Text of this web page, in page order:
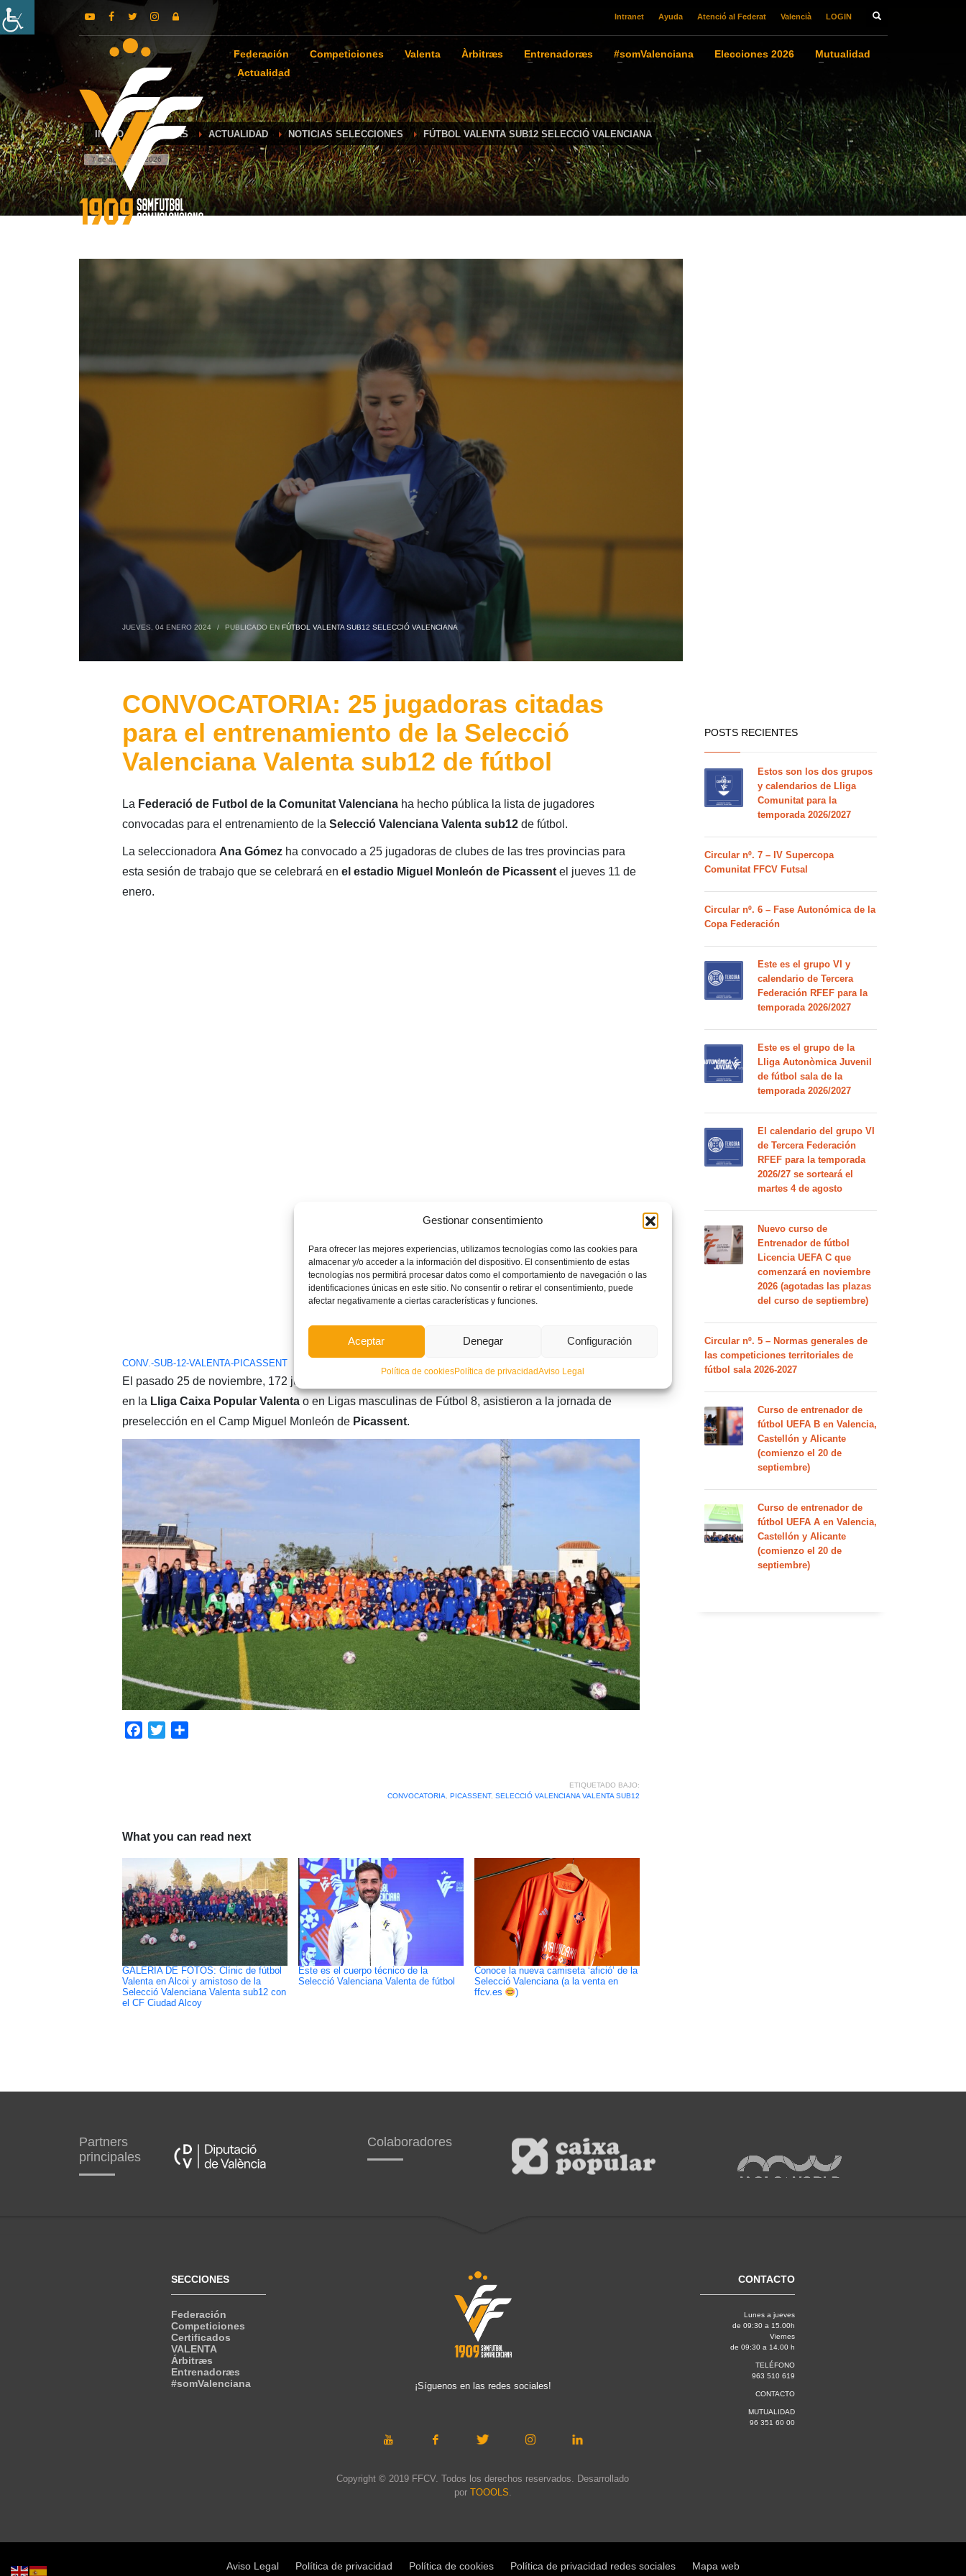
Gestionar consentimiento
Para ofrecer las mejores experiencias, utilizamos tecnologías como las cookies para
almacenar y/o acceder a la información del dispositivo. El consentimiento de estas
tecnologías nos permitirá procesar datos como el comportamiento de navegación o las
identificaciones únicas en este sitio. No consentir o retirar el consentimiento, puede
afectar negativamente a ciertas características y funciones.
Aceptar Denegar Configuración
Política de cookiesPolítica de privacidadAviso Legal
Intranet Ayuda Atenció al Federat Valencià LOGIN
Federación Competiciones Valenta Àrbitræs Entrenadoræs #somValenciana Elecciones 2026
Mutualidad
Actualidad
INICIO NOTICIAS ACTUALIDAD NOTICIAS SELECCIONES FÚTBOL VALENTA SUB12 SELECCIÓ VALENCIANA
7 de agosto de 2026
JUEVES, 04 ENERO 2024 / PUBLICADO EN FÚTBOL VALENTA SUB12 SELECCIÓ VALENCIANA
CONVOCATORIA: 25 jugadoras citadas
para el entrenamiento de la Selecció
Valenciana Valenta sub12 de fútbol
La Federació de Futbol de la Comunitat Valencianaha hecho pública la lista de jugadores
convocadas para el entrenamiento de la Selecció Valenciana Valenta sub12 de fútbol.
La seleccionadora Ana Gómezha convocado a 25 jugadoras de clubes de las tres provincias para
esta sesión de trabajo que se celebrará en el estadio Miguel Monleón de Picassentel jueves 11 de
enero.
CONV.-SUB-12-VALENTA-PICASSENT
El pasado 25 de noviembre, 172 jugadoras de clubes de toda la
en la Lliga Caixa Popular Valentao en Ligas masculinas de Fútbol 8, asistieron a la jornada de
preselección en el Camp Miguel Monleón de Picassent.
Facebook
Twitter
ETIQUETADO BAJO:
CONVOCATORIA, PICASSENT, SELECCIÓ VALENCIANA VALENTA SUB12
What you can read next
GALERÍA DE FOTOS: Clínic de fútbol
Valenta en Alcoi y amistoso de la
Selecció Valenciana Valenta sub12 con
el CF Ciudad Alcoy
Este es el cuerpo técnico de la
Selecció Valenciana Valenta de fútbol
Conoce la nueva camiseta ‘afició’ de la
Selecció Valenciana (a la venta en
ffcv.es
)
POSTS RECIENTES
Estos son los dos grupos
y calendarios de Lliga
Comunitat para la
temporada 2026/2027
Circular nº. 7 – IV Supercopa
Comunitat FFCV Futsal
Circular nº. 6 – Fase Autonómica de la
Copa Federación
Este es el grupo VI y
calendario de Tercera
Federación RFEF para la
temporada 2026/2027
Este es el grupo de la
Lliga Autonòmica Juvenil
de fútbol sala de la
temporada 2026/2027
El calendario del grupo VI
de Tercera Federación
RFEF para la temporada
2026/27 se sorteará el
martes 4 de agosto
Nuevo curso de
Entrenador de fútbol
Licencia UEFA C que
comenzará en noviembre
2026 (agotadas las plazas
del curso de septiembre)
Circular nº. 5 – Normas generales de
las competiciones territoriales de
fútbol sala 2026-2027
Curso de entrenador de
fútbol UEFA B en Valencia,
Castellón y Alicante
(comienzo el 20 de
septiembre)
Curso de entrenador de
fútbol UEFA A en Valencia,
Castellón y Alicante
(comienzo el 20 de
septiembre)
Partners
principales
Colaboradores
SECCIONES
Federación
Competiciones
Certificados
VALENTA
Árbitræs
Entrenadoræs
#somValenciana
¡Síguenos en las redes sociales!
Copyright © 2019 FFCV. Todos los derechos reservados. Desarrollado
por TOOOLS
CONTACTO
Lunes a jueves
de 09:30 a 15.00h
Viernes
de 09:30 a 14.00 h
TELÉFONO
963 510 619
CONTACTO
MUTUALIDAD
96 351 60 00
Aviso Legal Política de privacidad Política de cookies Política de privacidad redes sociales Mapa web